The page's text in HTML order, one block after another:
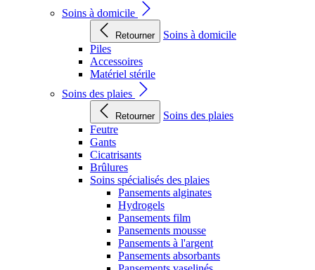
Soins à domicile
Retourner
Soins à domicile
Piles
Accessoires
Matériel stérile
Soins des plaies
Retourner
Soins des plaies
Feutre
Gants
Cicatrisants
Brûlures
Soins spécialisés des plaies
Pansements alginates
Hydrogels
Pansements film
Pansements mousse
Pansements à l'argent
Pansements absorbants